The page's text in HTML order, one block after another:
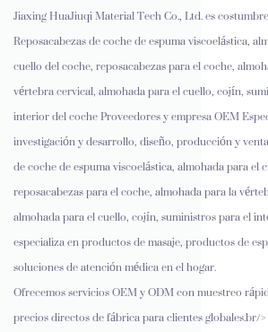
Jiaxing HuaJiuqi Material Tech Co., Ltd. es
Reposacabezas de coche de espuma viscoelástica,
cuello del coche, reposacabezas para el coche,
vértebra cervical, almohada para el cuello, cojín,
interior del coche Proveedores y empresa OEM
investigación y desarrollo, diseño, producción y
de coche de espuma viscoelástica, almohada para el
reposacabezas para el coche, almohada para la
almohada para el cuello, cojín, suministros para el
especializa en productos de masaje, productos de
soluciones de atención médica en el hogar.
Ofrecemos servicios OEM y ODM con muestreo
precios directos de fábrica para clientes globales.br/>